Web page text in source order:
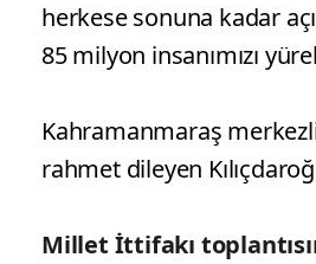
herkese sonuna kadar
85 milyon insanımızı
Kahramanmaraş
rahmet dileyen
Millet İttifakı